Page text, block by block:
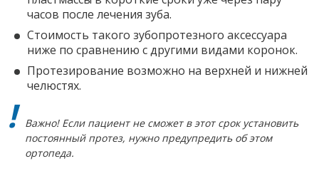
часов после лечения зуба.
Стоимость такого зубопротезного аксессуара
ниже по сравнению с другими видами коронок.
Протезирование возможно на верхней и нижней
челюстях.
Важно! Если пациент не сможет в этот срок установить
постоянный протез, нужно предупредить об этом
ортопеда.